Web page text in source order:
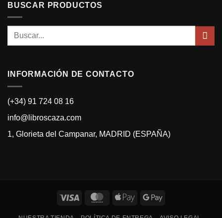
BUSCAR PRODUCTOS
Buscar
INFORMACIÓN DE CONTACTO
(+34) 91 724 08 16
info@libroscaza.com
1, Glorieta del Campanar, MADRID (ESPAÑA)
Visa MasterCardApple
Google